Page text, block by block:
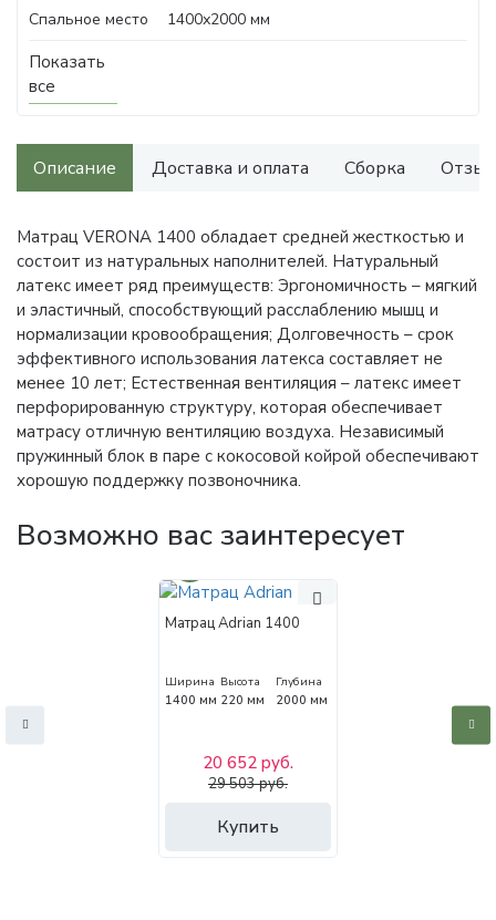
Спальное место 1400х2000 мм
Показать
все
Описание Доставка и оплата Сборка
Матрац VERONA 1400 обладает средней жесткостью и
состоит из натуральных наполнителей. Натуральный
латекс имеет ряд преимуществ: Эргономичность – мягкий
и эластичный, способствующий расслаблению мышц и
нормализации кровообращения; Долговечность – срок
эффективного использования латекса составляет не
менее 10 лет; Естественная вентиляция – латекс имеет
перфорированную структуру, которая обеспечивает
матрасу отличную вентиляцию воздуха. Независимый
пружинный блок в паре с кокосовой койрой обеспечивают
хорошую поддержку позвоночника.
Возможно вас заинтересует
Матрац Adrian 1400
Ширина
1400 мм
Высота
220 мм
Глубина
2000 мм
Купить
20 652 руб.
29 503 руб.